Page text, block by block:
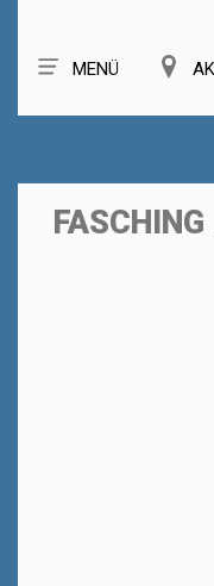
MENÜ